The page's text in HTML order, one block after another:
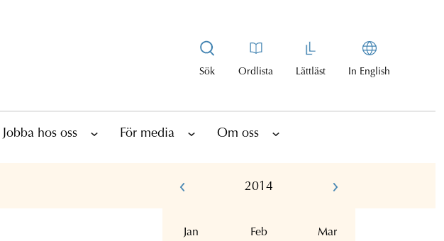
Sök Ordlista Lättläst In English
Jobba hos oss För media Om oss
2014
Jan Feb Mar